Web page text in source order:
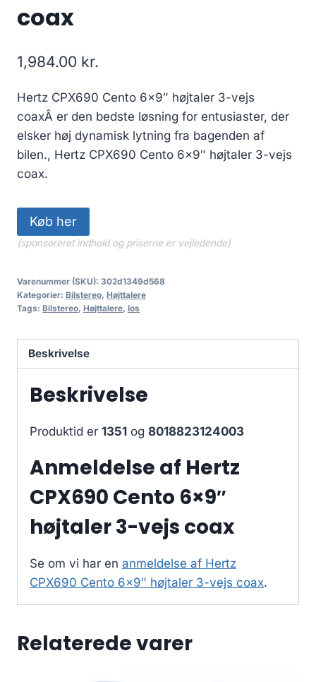
coax
1,984.00 kr.
Hertz CPX690 Cento 6×9″ højtaler 3-vejs
coaxÂ er den bedste løsning for entusiaster, der
elsker høj dynamisk lytning fra bagenden af
bilen., Hertz CPX690 Cento 6×9″ højtaler 3-vejs
coax.
Køb her
(sponsoreret indhold og priserne er vejledende)
Varenummer (SKU): 302d1349d568
Kategorier: Bilstereo, Højttalere
Tags: Bilstereo, Højttalere, los
Beskrivelse
Beskrivelse
Produktid er 1351 og 8018823124003
Anmeldelse af Hertz
CPX690 Cento 6×9″
højtaler 3-vejs coax
Se om vi har en anmeldelse af Hertz
CPX690 Cento 6×9″ højtaler 3-vejs coax.
Relaterede varer